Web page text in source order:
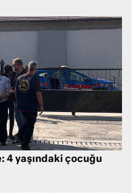
4 yaşındaki çocuğu